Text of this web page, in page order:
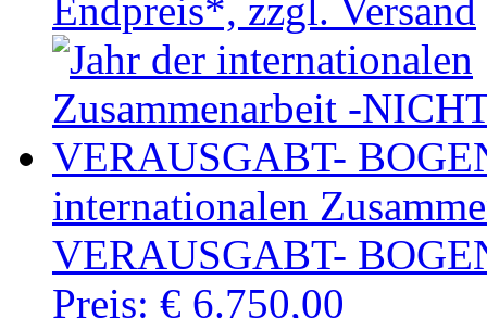
Endpreis*, zzgl. Versand
internationalen
VERAUSGABT-
Preis: € 6.750,00